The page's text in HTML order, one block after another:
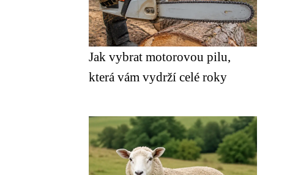
Jak vybrat motorovou pilu,
která vám vydrží celé roky